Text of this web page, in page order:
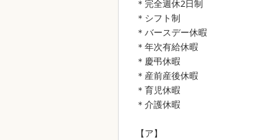
＊完全週休2日制
＊シフト制
＊バースデー休暇
＊年次有給休暇
＊慶弔休暇
＊産前産後休暇
＊育児休暇
＊介護休暇
【ア】